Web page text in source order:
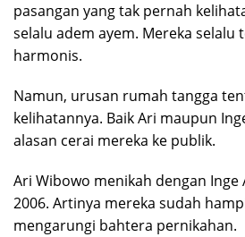
pasangan yang tak pernah
selalu adem ayem. Mereka
harmonis.
Namun, urusan rumah tangga
kelihatannya. Baik Ari maupun
alasan cerai mereka ke publik.
Ari Wibowo menikah dengan Inge
2006. Artinya mereka sudah
mengarungi bahtera pernikahan.